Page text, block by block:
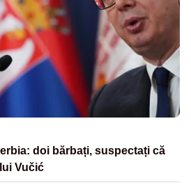
doi bărbați, suspectați că
Vučić